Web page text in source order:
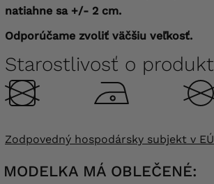
natiahne sa +/- 2 cm.
Odporúčame zvoliť väčšiu veľkosť.
Starostlivosť o produkt
Zodpovedný hospodársky subjekt v EÚ
MODELKA MÁ OBLEČENÉ: